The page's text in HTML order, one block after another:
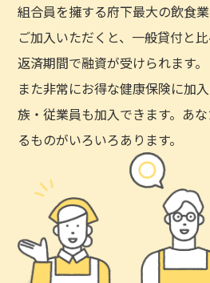
組合員を擁する府下最大の飲食
ご加入いただくと、一般貸付と
返済期間で融資が受けられます。
また非常にお得な健康保険に加
族・従業員も加入できます。あ
るものがいろいろあります。